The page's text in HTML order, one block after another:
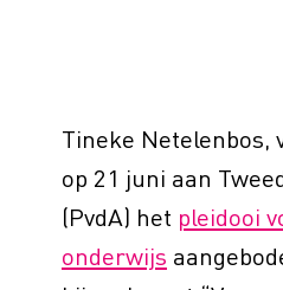
Tineke
op 21 juni aan
(PvdA) het pleidooi
onderwijs